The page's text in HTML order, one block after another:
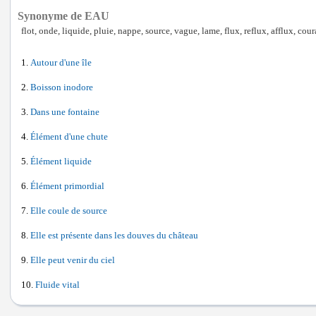
Synonyme de EAU
flot, onde, liquide, pluie, nappe, source, vague, lame, flux, reflux, afflux,
Autour d'une île
Boisson inodore
Dans une fontaine
Élément d'une chute
Élément liquide
Élément primordial
Elle coule de source
Elle est présente dans les douves du château
Elle peut venir du ciel
Fluide vital